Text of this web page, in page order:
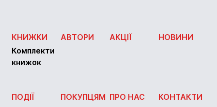
КНИЖКИ
Комплекти
книжок
АВТОРИ АКЦІЇ НОВИНИ
ПОДІЇ
ПОКУПЦЯМ ПРО НАС
КОНТАКТИ